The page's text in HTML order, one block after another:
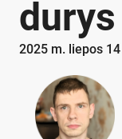
durys
2025 m. liepos